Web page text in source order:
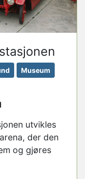
Museum
utvikles
der den
og gjøres